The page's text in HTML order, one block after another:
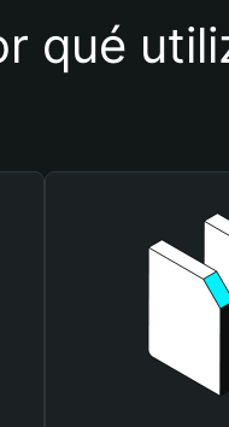
qué